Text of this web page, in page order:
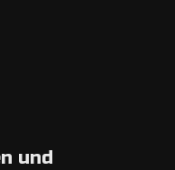
und